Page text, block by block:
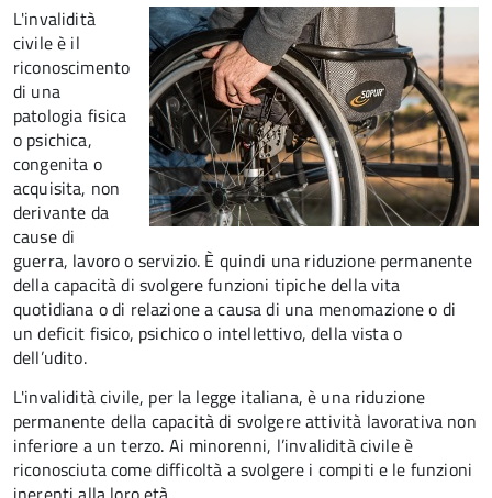
L'invalidità
civile è il
riconoscimento
di una
patologia fisica
o psichica,
congenita o
acquisita, non
derivante da
cause di
guerra, lavoro o servizio. È quindi una riduzione permanente
della capacità di svolgere funzioni tipiche della vita
quotidiana o di relazione a causa di una menomazione o di
un deficit fisico, psichico o intellettivo, della vista o
dell’udito.
L'invalidità civile, per la legge italiana, è una riduzione
permanente della capacità di svolgere attività lavorativa non
inferiore a un terzo. Ai minorenni, l’invalidità civile è
riconosciuta come difficoltà a svolgere i compiti e le funzioni